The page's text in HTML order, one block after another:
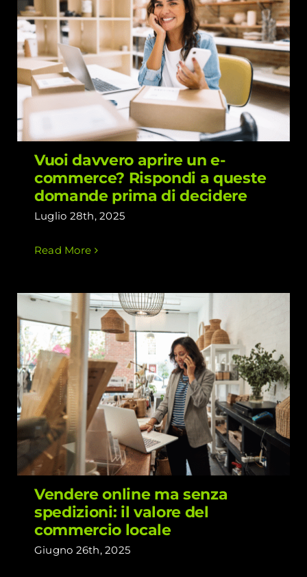
Vuoi davvero aprire un e-commerce?
Rispondi a queste domande prima di
decidere
Vuoi davvero aprire un e-
commerce? Rispondi a queste
domande prima di decidere
Luglio 28th, 2025
Read More
Vendere online ma senza spedizioni:
il valore del commercio locale
Vendere online ma senza
spedizioni: il valore del
commercio locale
Giugno 26th, 2025